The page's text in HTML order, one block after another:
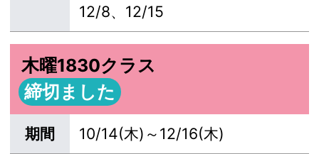
12/8、12/15
木曜1830クラス
締切ました
期間 10/14(木)～12/16(木)